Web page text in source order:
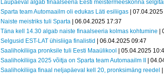
Laupäeval algab finaalseeria Eesti meistermeeskonna
Sparta team Automaailm oli edukas Läti esiliigas |
Naiste meistriks tuli Sparta | 06.04.2025 17:37
Täna kell 14.30 algab naiste finaalseeria kolmas kohtumine |
Selgusid EST-LAT ühisliiga finalistid
| 06.04.2025 09:47
Saalihokiliiga pronksile tuli Eesti Maaülikool
| 05.04.2025
Saalihokiliiga 2025 võitja on Sparta team Automaailm II
|
Saalihokiliiga finaal neljapäeval kell 20, pronksimäng reedel